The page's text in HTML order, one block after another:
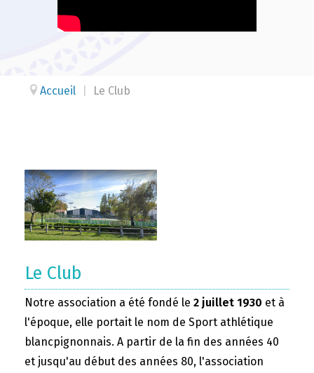
Accueil Le Club
Le Club
Notre association a été fondé le 2 juillet 1930 et à
l'époque, elle portait le nom de Sport athlétique
blancpignonnais. A partir de la fin des années 40
et jusqu'au début des années 80, l'association